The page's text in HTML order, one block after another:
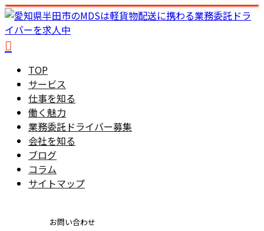
TOP
サービス
仕事を知る
働く魅力
業務委託ドライバー募集
会社を知る
ブログ
コラム
サイトマップ
お問い合わせ